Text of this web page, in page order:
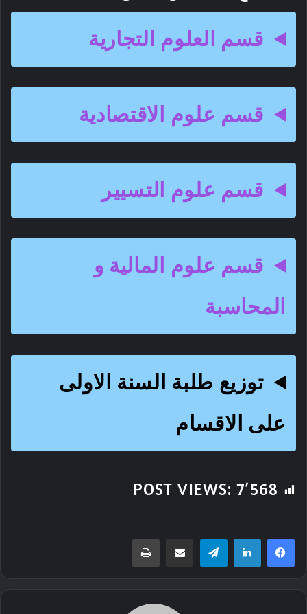
قسم العلوم التجارية
قسم علوم الاقتصادية
قسم علوم التسيير
قسم علوم المالية و
المحاسبة
توزيع طلبة السنة الاولى
على الاقسام
POST VIEWS: 7٬568
تيلقرام مشاركة عبر البريد طباعة